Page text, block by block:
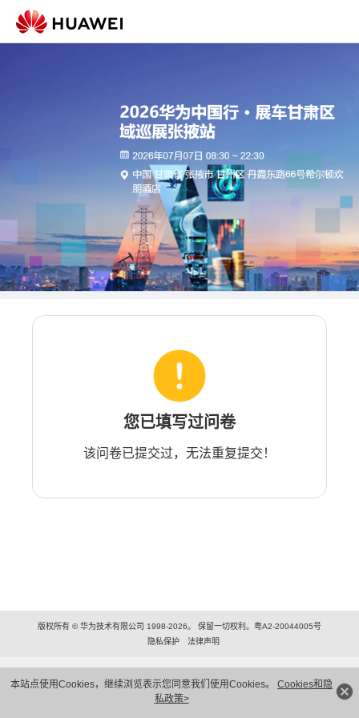
本站点使用Cookies，继续浏览表示您同意我们使用Cookies。 Cookies和隐
私政策>
您已填写过问卷
该问卷已提交过，无法重复提交！
版权所有 © 华为技术有限公司 1998-2026。 保留一切权利。粤A2-20044005号
隐私保护
法律声明